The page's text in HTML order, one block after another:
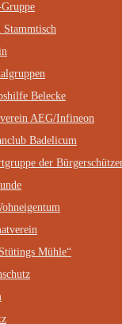
Stammtisch
Belecke
AEG/Infineon
Badelicum
der
Mühle“